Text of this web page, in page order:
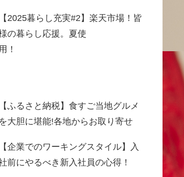
【2025暮らし充実#2】楽天市場！皆
の暮らし応援。夏使
！
【ふるさと納税】食すご当地グルメ
を大胆に堪能!各地からお取り寄せ
【企業でのワーキングスタイル】入
前にやるべき新入社員の心得！